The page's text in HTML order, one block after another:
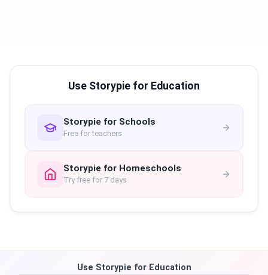
Use Storypie for Education
Storypie for Schools
Free for teachers
Storypie for Homeschools
Try free for 7 days
Use Storypie for Education